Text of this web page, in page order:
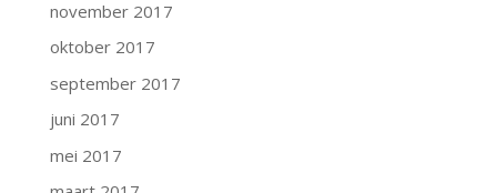
november 2017
oktober 2017
september 2017
juni 2017
mei 2017